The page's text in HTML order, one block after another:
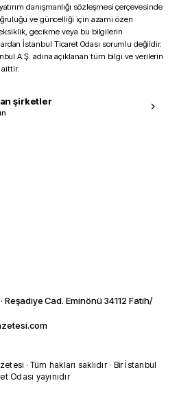
danışmanlığı sözleşmesi çerçevesinde
ve güncelliği için azami özen
gecikme veya bu bilgilerin
İstanbul Ticaret Odası sorumlu değildir.
A.Ş. adına açıklanan tüm bilgi ve verilerin
aittir.
şirketler
Cad. Eminönü 34112 Fatih/
· Tüm hakları saklıdır · Bir İstanbul
Odası yayınıdır